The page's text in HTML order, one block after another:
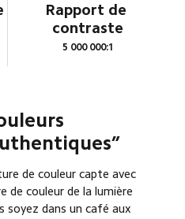
Rapport de
contraste
5 000 000:1
de couleur capte avec
de couleur de la lumière
soyez dans un café aux